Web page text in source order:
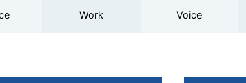
Work Voice